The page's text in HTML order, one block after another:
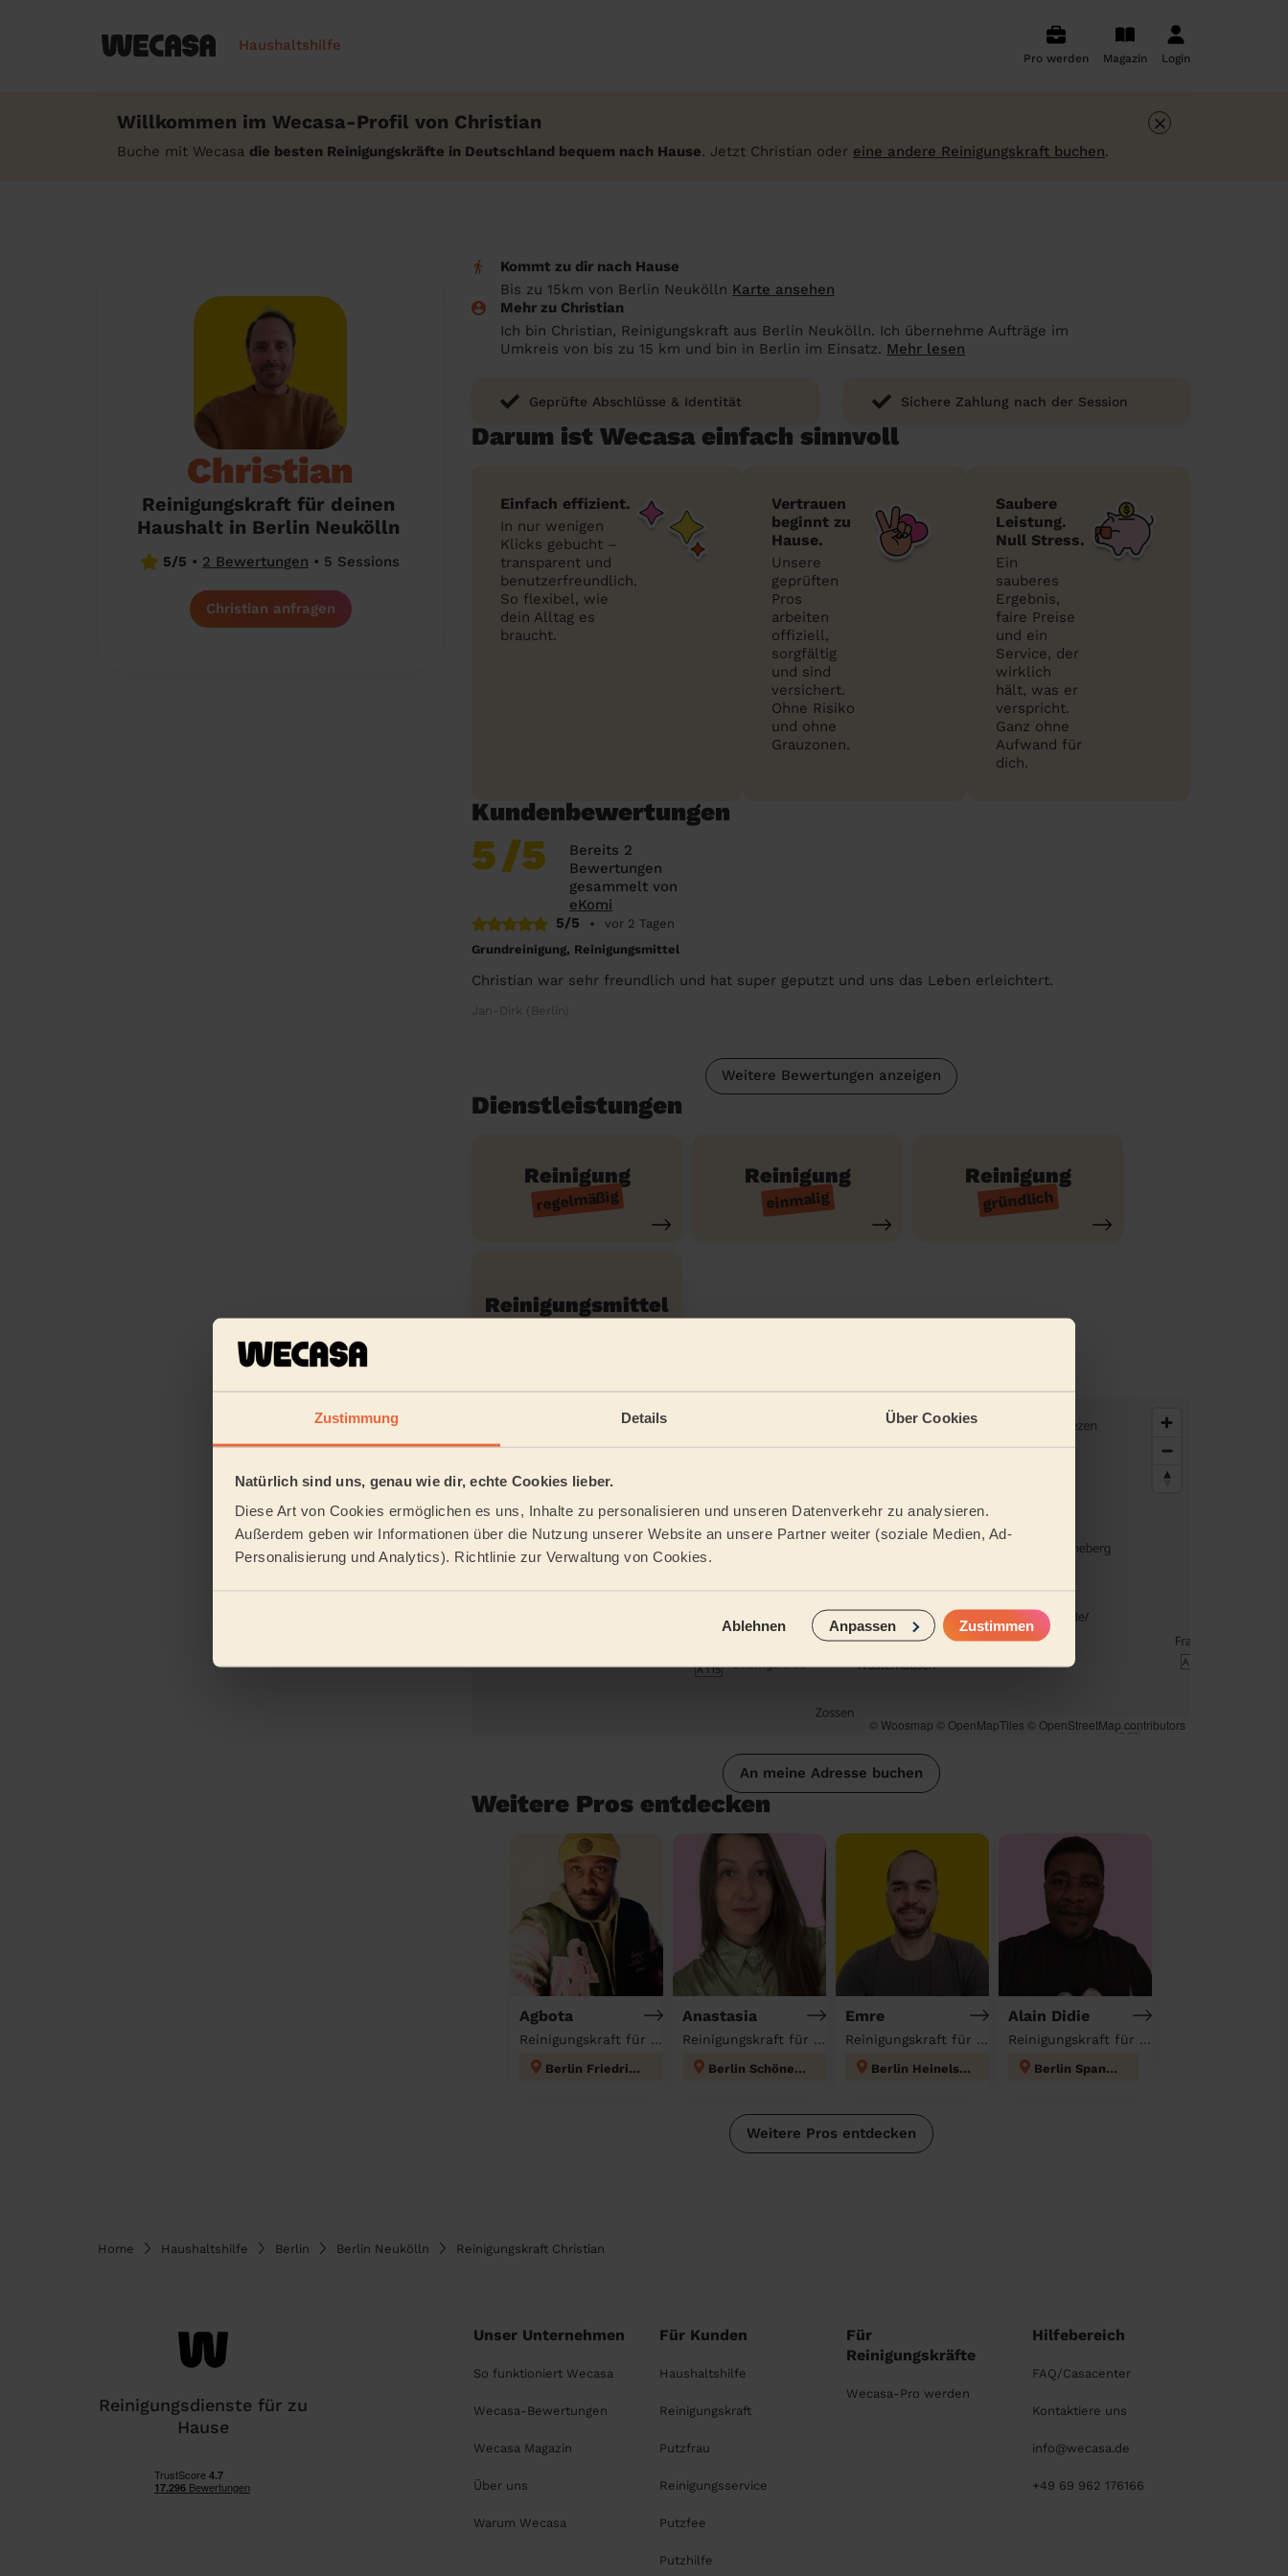
Zustimmung Details Über Cookies
Natürlich sind uns, genau wie dir, echte Cookies lieber.
Diese Art von Cookies ermöglichen es uns, Inhalte zu personalisieren und unseren Datenverkehr zu analysieren.
Außerdem geben wir Informationen über die Nutzung unserer Website an unsere Partner weiter (soziale Medien, Ad-
Personalisierung und Analytics). Richtlinie zur Verwaltung von Cookies.
Ablehnen Anpassen Zustimmen
Haushaltshilfe
Pro werden Magazin Login
Willkommen im Wecasa-Profil von Christian
Buche mit Wecasa die besten Reinigungskräfte in Deutschland bequem nach Hause. Jetzt Christian oder eine andere Reinigungskraft buchen.
×
Christian
Reinigungskraft für deinen
Haushalt in Berlin Neukölln
5/5 • 2 Bewertungen • 5 Sessions
Christian anfragen
Kommt zu dir nach Hause
Bis zu 15km von Berlin Neukölln Karte ansehen
Mehr zu Christian
Ich bin Christian, Reinigungskraft aus Berlin Neukölln. Ich übernehme Aufträge im
Umkreis von bis zu 15 km und bin in Berlin im Einsatz. Mehr lesen
Geprüfte Abschlüsse & Identität Sichere Zahlung nach der Session
Darum ist Wecasa einfach sinnvoll
Einfach effizient.
In nur wenigen
Klicks gebucht –
transparent und
benutzerfreundlich.
So flexibel, wie
dein Alltag es
braucht.
Vertrauen
beginnt zu
Hause.
Unsere
geprüften
Pros
arbeiten
offiziell,
sorgfältig
und sind
versichert.
Ohne Risiko
und ohne
Grauzonen.
Saubere
Leistung.
Null Stress.
Ein
sauberes
Ergebnis,
faire Preise
und ein
Service, der
wirklich
hält, was er
verspricht.
Ganz ohne
Aufwand für
dich.
Kundenbewertungen
5/5
Bereits 2
Bewertungen
gesammelt von
eKomi
5/5
•
vor 2 Tagen
Grundreinigung, Reinigungsmittel
Christian war sehr freundlich und hat super geputzt und uns das Leben erleichtert.
Jan-Dirk (Berlin)
Weitere Bewertungen anzeigen
Dienstleistungen
Reinigung
regelmäßig
Reinigung
einmalig
Reinigung
gründlich
Reinigungsmittel
© Woosmap © OpenMapTiles © OpenStreetMap contributors
An meine Adresse buchen
Weitere Pros entdecken
Agbota
Reinigungskraft für deinen Haushalt
Berlin Friedrichshain
Anastasia
Reinigungskraft für deinen Haushalt
Berlin Schöneberg
Emre
Reinigungskraft für deinen Haushalt
Berlin Heinelsdorf
Alain Didie
Reinigungskraft für deinen Haushalt
Berlin Spandau
Weitere Pros entdecken
Home Haushaltshilfe Berlin Berlin Neukölln Reinigungskraft Christian
Reinigungsdienste für zu
Hause
Unser Unternehmen
So funktioniert Wecasa
Wecasa-Bewertungen
Wecasa Magazin
Über uns
Warum Wecasa
Für Kunden
Haushaltshilfe
Reinigungskraft
Putzfrau
Reinigungsservice
Putzfee
Putzhilfe
Für
Reinigungskräfte
Wecasa-Pro werden
Hilfebereich
FAQ/Casacenter
Kontaktiere uns
info@wecasa.de
+49 69 962 176166